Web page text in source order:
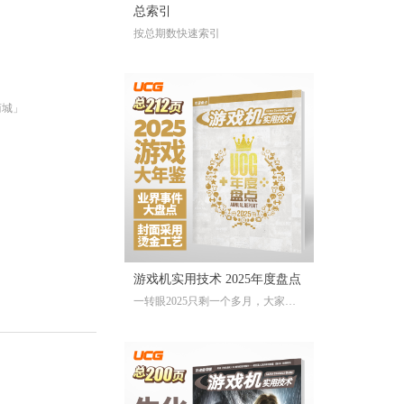
」
总索引
按总期数快速索引
游戏机实用技术 2025年度盘点
一转眼2025只剩一个多月，大家对
前一亮的独立游戏、令人印象深刻
的游戏大事？不记得也不要紧，
《游戏机实用技术 2025年度盘点》